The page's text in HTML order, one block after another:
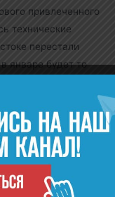
привлеченного
технические
перестали
январе будет то
например
реферральный
733 доллара.
за декабрь
больше, чем
доход